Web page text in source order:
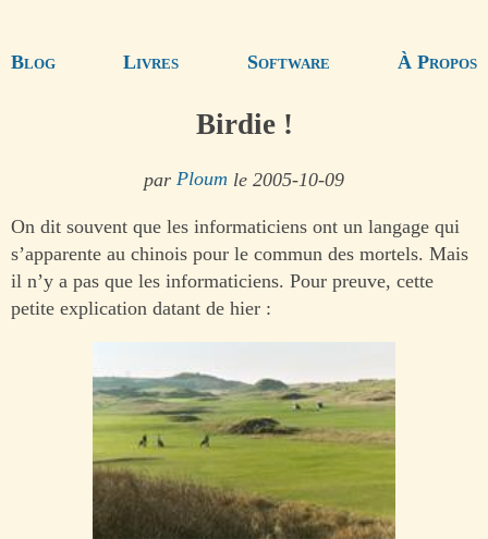
Blog Livres Software À Propos
Birdie !
par Ploum le 2005-10-09
On dit souvent que les informaticiens ont un langage qui
s’apparente au chinois pour le commun des mortels. Mais
il n’y a pas que les informaticiens. Pour preuve, cette
petite explication datant de hier :